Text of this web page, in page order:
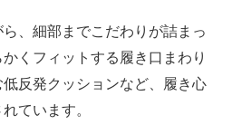
、細部までこだわりが詰まっ
くフィットする履き口まわり
反発クッションなど、履き心
ています。